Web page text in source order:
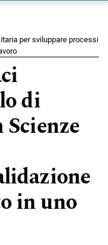
per sviluppare processi
di
in uno